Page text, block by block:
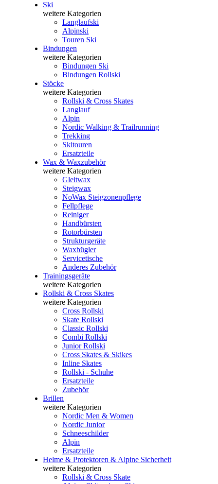
Ski
weitere Kategorien
Langlaufski
Alpinski
Touren Ski
Bindungen
weitere Kategorien
Bindungen Ski
Bindungen Rollski
Stöcke
weitere Kategorien
Rollski & Cross Skates
Langlauf
Alpin
Nordic Walking & Trailrunning
Trekking
Skitouren
Ersatzteile
Wax & Waxzubehör
weitere Kategorien
Gleitwax
Steigwax
NoWax Steigzonenpflege
Fellpflege
Reiniger
Handbürsten
Rotorbürsten
Strukturgeräte
Waxbügler
Servicetische
Anderes Zubehör
Trainingsgeräte
weitere Kategorien
Rollski & Cross Skates
weitere Kategorien
Cross Rollski
Skate Rollski
Classic Rollski
Combi Rollski
Junior Rollski
Cross Skates & Skikes
Inline Skates
Rollski - Schuhe
Ersatzteile
Zubehör
Brillen
weitere Kategorien
Nordic Men & Women
Nordic Junior
Schneeschilder
Alpin
Ersatzteile
Helme & Protektoren & Alpine Sicherheit
weitere Kategorien
Rollski & Cross Skate